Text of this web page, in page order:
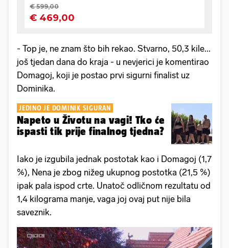
- Top je, ne znam što bih rekao. Stvarno, 50,3 kile...
još tjedan dana do kraja - u nevjerici je komentirao
Domagoj, koji je postao prvi sigurni finalist uz
Dominika.
JEDINO JE DOMINIK SIGURAN
Napeto u Životu na vagi! Tko će
ispasti tik prije finalnog tjedna?
Iako je izgubila jednak postotak kao i Domagoj (1,7
%), Nena je zbog nižeg ukupnog postotka (21,5 %)
ipak pala ispod crte. Unatoč odličnom rezultatu od
1,4 kilograma manje, vaga joj ovaj put nije bila
saveznik.